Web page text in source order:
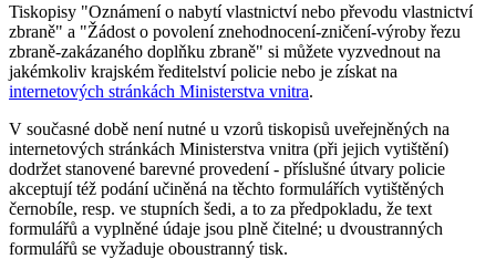
Tiskopisy "Oznámení o nabytí vlastnictví nebo převodu vlastnictví
zbraně" a "Žádost o povolení znehodnocení-zničení-výroby řezu
zbraně-zakázaného doplňku zbraně" si můžete vyzvednout na
jakémkoliv krajském ředitelství policie nebo je získat na
internetových stránkách Ministerstva vnitra.
V současné době není nutné u vzorů tiskopisů uveřejněných na
internetových stránkách Ministerstva vnitra (při jejich vytištění)
dodržet stanovené barevné provedení - příslušné útvary policie
akceptují též podání učiněná na těchto formulářích vytištěných
černobíle, resp. ve stupních šedi, a to za předpokladu, že text
formulářů a vyplněné údaje jsou plně čitelné; u dvoustranných
formulářů se vyžaduje oboustranný tisk.